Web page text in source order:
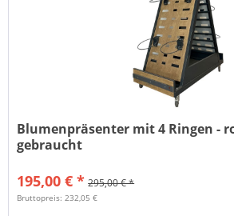
Blumenpräsenter mit 4 Ringen -
gebraucht
195,00 € * 295,00 € *
Bruttopreis: 232,05 €